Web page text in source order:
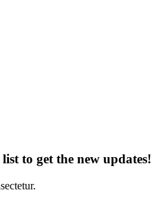
to get the new updates!